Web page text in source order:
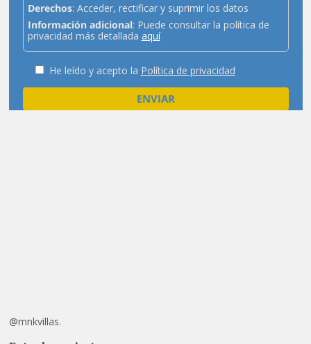
Derechos: Acceder, rectificar y suprimir los datos
Información adicional: Puede consultar la política de
privacidad más detallada aquí
He leído y acepto la Política de privacidad
@mnkvillas.